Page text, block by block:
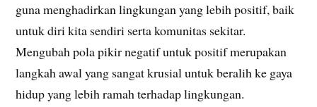
guna menghadirkan lingkungan yang lebih positif, baik
untuk diri kita sendiri serta komunitas sekitar.
Mengubah pola pikir negatif untuk positif merupakan
langkah awal yang sangat krusial untuk beralih ke gaya
hidup yang lebih ramah terhadap lingkungan.